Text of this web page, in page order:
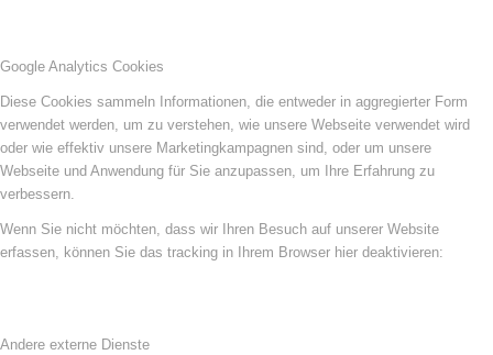
Google Analytics Cookies
Diese Cookies sammeln Informationen, die entweder in aggregierter Form
verwendet werden, um zu verstehen, wie unsere Webseite verwendet wird
oder wie effektiv unsere Marketingkampagnen sind, oder um unsere
Webseite und Anwendung für Sie anzupassen, um Ihre Erfahrung zu
verbessern.
Wenn Sie nicht möchten, dass wir Ihren Besuch auf unserer Website
erfassen, können Sie das tracking in Ihrem Browser hier deaktivieren:
Andere externe Dienste